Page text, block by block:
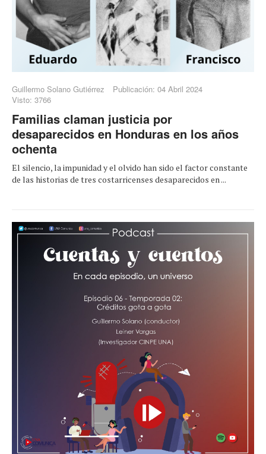
Guillermo Solano Gutiérrez
Publicación: 04 Abril 2024
Visto: 3766
Familias claman justicia por
desaparecidos en Honduras en los años
ochenta
El silencio, la impunidad y el olvido han sido el factor constante
de las historias de tres costarricenses desaparecidos en ...